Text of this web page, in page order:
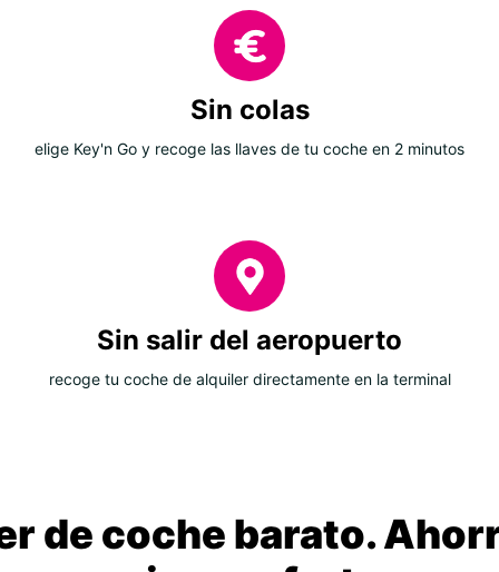
Sin colas
elige Key'n Go y recoge las llaves de tu coche en 2 minutos
Sin salir del aeropuerto
recoge tu coche de alquiler directamente en la terminal
de coche barato.